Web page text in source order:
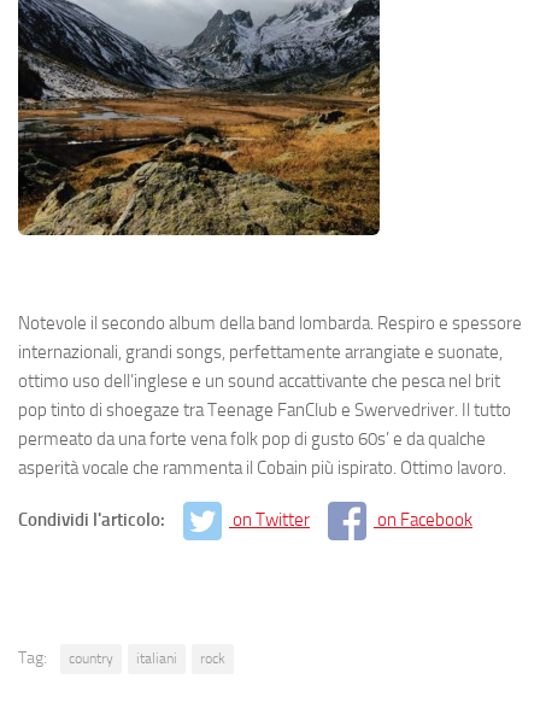
Notevole il secondo album della band lombarda. Respiro e spessore
internazionali, grandi songs, perfettamente arrangiate e suonate,
ottimo uso dell’inglese e un sound accattivante che pesca nel brit
pop tinto di shoegaze tra Teenage FanClub e Swervedriver. Il tutto
permeato da una forte vena folk pop di gusto 60s’ e da qualche
asperità vocale che rammenta il Cobain più ispirato. Ottimo lavoro.
Condividi l'articolo: on Twitter on Facebook
Tag: country italiani rock